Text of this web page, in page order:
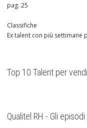
pag. 25
Classifiche
Ex talent con più settimane
Top 10 Talent per
Qualitel RH - Gli